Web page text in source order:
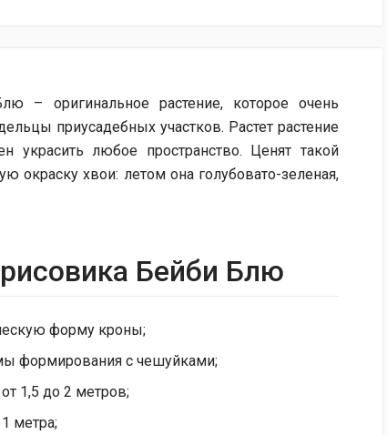
– оригинальное растение, которое очень
приусадебных участков. Растет растение
украсить любое пространство. Ценят такой
окраску хвои: летом она голубовато-зеленая,
Бейби Блю
форму кроны;
формирования с чешуйками;
1,5 до 2 метров;
метра;